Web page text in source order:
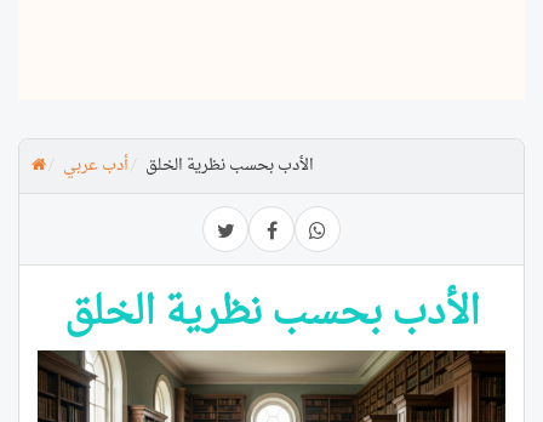
أدب عربي الأدب بحسب نظرية الخلق
الأدب بحسب نظرية الخلق